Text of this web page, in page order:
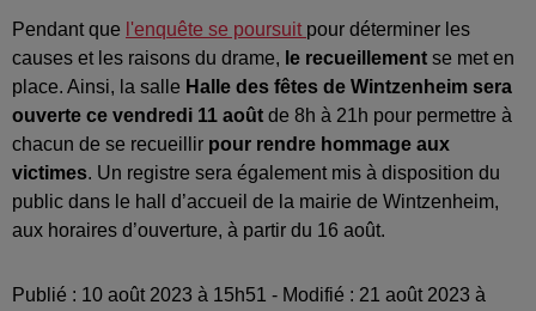
Pendant que l'enquête se poursuit pour déterminer les
causes et les raisons du drame, le recueillement se met en
place. Ainsi, la salle Halle des fêtes de Wintzenheim sera
ouverte ce vendredi 11 août de 8h à 21h pour permettre à
chacun de se recueillir pour rendre hommage aux
victimes. Un registre sera également mis à disposition du
public dans le hall d’accueil de la mairie de Wintzenheim,
aux horaires d’ouverture, à partir du 16 août.
Publié : 10 août 2023 à 15h51 - Modifié : 21 août 2023 à